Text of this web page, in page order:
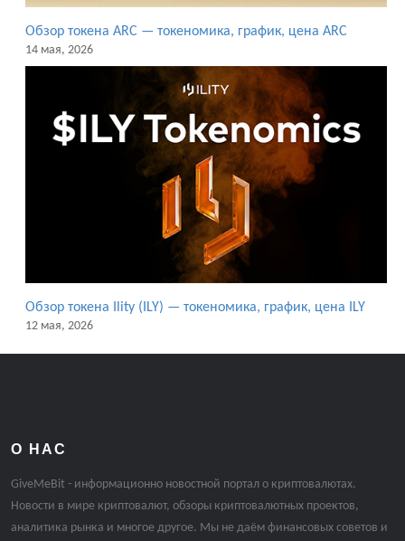
Обзор токена ARC — токеномика, график, цена ARC
14 мая, 2026
Обзор токена Ility (ILY) — токеномика, график, цена ILY
12 мая, 2026
О НАС
GiveMeBit - информационно новостной портал о криптовалютах.
Новости в мире криптовалют, обзоры криптовалютных проектов,
аналитика рынка и многое другое. Мы не даём финансовых советов и